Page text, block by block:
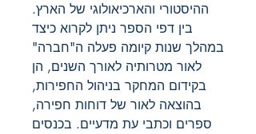
ההיסטורי והארכיאולוגי של הארץ.
בין דפי הספר ניתן לקרוא כיצד
במהלך שנות קיומה פעלה ה"חברה"
לאור מטרותיה לאורך השנים, הן
בקידום המחקר בניהול החפירות,
בהוצאה לאור של דוחות חפירה,
ספרים וכתבי עת מדעיים. בכנסים